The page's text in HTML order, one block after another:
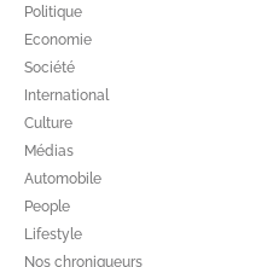
Politique
Economie
Société
International
Culture
Médias
Automobile
People
Lifestyle
Nos chroniqueurs